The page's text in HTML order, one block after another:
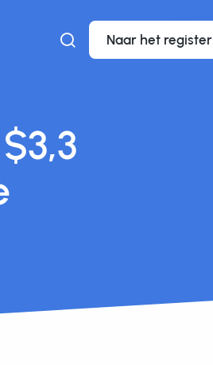
Naar het register